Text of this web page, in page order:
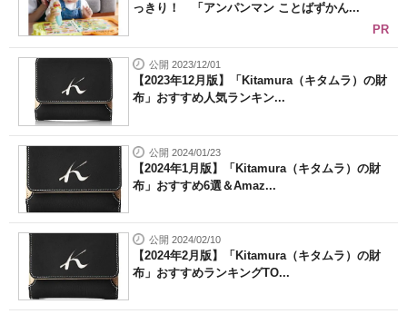
っきり！ 「アンパンマン ことばずかん...
PR
公開 2023/12/01
【2023年12月版】「Kitamura（キタムラ）の財
布」おすすめ人気ランキン...
公開 2024/01/23
【2024年1月版】「Kitamura（キタムラ）の財
布」おすすめ6選＆Amaz...
公開 2024/02/10
【2024年2月版】「Kitamura（キタムラ）の財
布」おすすめランキングTO...